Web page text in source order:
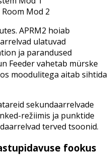
Mod 2
APRM2 hoiab
ulatuvad
ja parandused
Feeder vahetab mürske
moodulitega aitab sihtida
sekundaarrelvade
režiimis ja punktide
terved tsoonid.
fookus